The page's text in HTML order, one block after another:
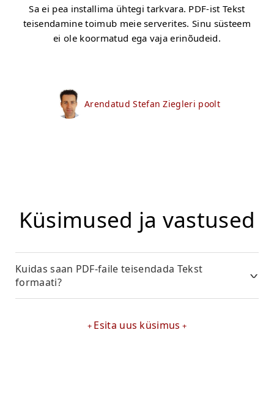
Sa ei pea installima ühtegi tarkvara. PDF-ist Tekst
teisendamine toimub meie serverites. Sinu süsteem
ei ole koormatud ega vaja erinõudeid.
Arendatud Stefan Ziegleri poolt
Küsimused ja vastused
Kuidas saan PDF-faile teisendada Tekst
formaati?
Esita uus küsimus